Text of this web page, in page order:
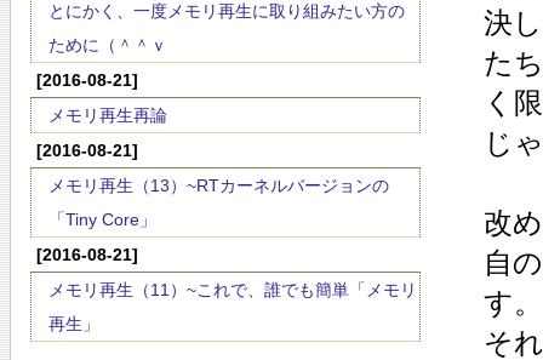
とにかく、一度メモリ再生に取り組みたい方の
ために（＾＾ｖ
[2016-08-21]
メモリ再生再論
[2016-08-21]
メモリ再生（13）~RTカーネルバージョンの
「Tiny Core」
[2016-08-21]
メモリ再生（11）~これで、誰でも簡単「メモリ
再生」
決
た
く
じ
改
自
す。
そ